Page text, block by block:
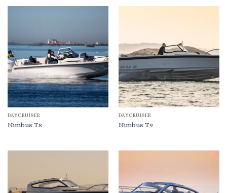
DAYCRUISER
Nimbus T8
DAYCRUISER
Nimbus T9